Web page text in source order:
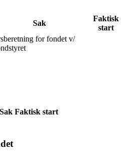
Sak
Faktisk
start
for fondet v/
Sak Faktisk start